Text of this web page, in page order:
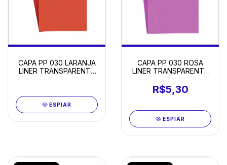
CAPA PP 030 LARANJA
LINER TRANSPARENTE
ESPIAR
CAPA PP 030 ROSA
LINER TRANSPARENTE
R$5,30
ESPIAR